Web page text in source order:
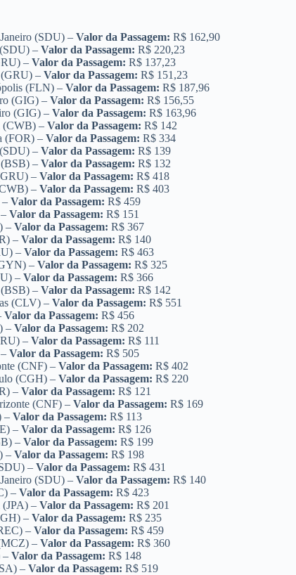
(SDU) – Valor da Passagem: R$ 162,90
– Valor da Passagem: R$ 220,23
– Valor da Passagem: R$ 137,23
(GRU) – Valor da Passagem: R$ 151,23
(FLN) – Valor da Passagem: R$ 187,96
(GIG) – Valor da Passagem: R$ 156,55
(GIG) – Valor da Passagem: R$ 163,96
(CWB) – Valor da Passagem: R$ 142
(FOR) – Valor da Passagem: R$ 334
– Valor da Passagem: R$ 139
– Valor da Passagem: R$ 132
– Valor da Passagem: R$ 418
– Valor da Passagem: R$ 403
– Valor da Passagem: R$ 459
Valor da Passagem: R$ 151
– Valor da Passagem: R$ 367
– Valor da Passagem: R$ 140
– Valor da Passagem: R$ 463
– Valor da Passagem: R$ 325
– Valor da Passagem: R$ 366
– Valor da Passagem: R$ 142
(CLV) – Valor da Passagem: R$ 551
Valor da Passagem: R$ 456
– Valor da Passagem: R$ 202
– Valor da Passagem: R$ 111
Valor da Passagem: R$ 505
(CNF) – Valor da Passagem: R$ 402
(CGH) – Valor da Passagem: R$ 220
– Valor da Passagem: R$ 121
(CNF) – Valor da Passagem: R$ 169
– Valor da Passagem: R$ 113
– Valor da Passagem: R$ 126
– Valor da Passagem: R$ 199
– Valor da Passagem: R$ 198
– Valor da Passagem: R$ 431
(SDU) – Valor da Passagem: R$ 140
– Valor da Passagem: R$ 423
(JPA) – Valor da Passagem: R$ 201
– Valor da Passagem: R$ 235
– Valor da Passagem: R$ 459
– Valor da Passagem: R$ 360
– Valor da Passagem: R$ 148
– Valor da Passagem: R$ 519